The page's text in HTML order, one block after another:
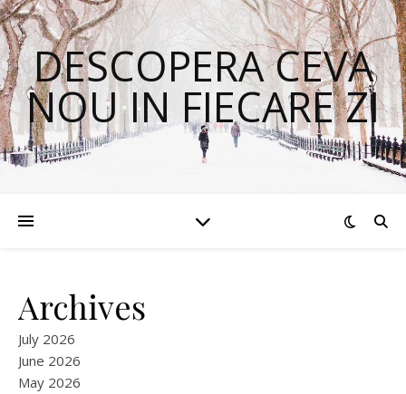
DESCOPERA CEVA
NOU IN FIECARE ZI
Archives
July 2026
June 2026
May 2026